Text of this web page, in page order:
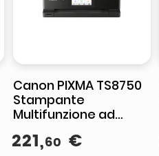
Canon PIXMA TS8750
Stampante
Multifunzione ad
4800x1200 DPI Wi-Fi
221,60 €